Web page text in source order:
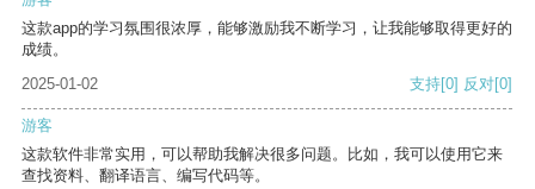
这款app的学习氛围很浓厚，能够激励我不断学习，让我能够取得更好的
成绩。
2025-01-02
支持[0] 反对[0]
游客
这款软件非常实用，可以帮助我解决很多问题。比如，我可以使用它来
查找资料、翻译语言、编写代码等。